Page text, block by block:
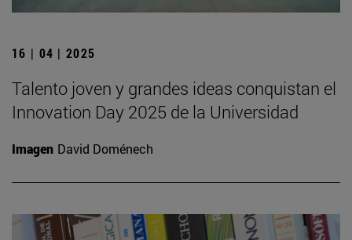
16 | 04 | 2025
Talento joven y grandes ideas conquistan el
Innovation Day 2025 de la Universidad
Imagen David Doménech